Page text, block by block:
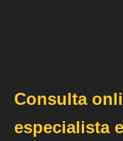
Consulta
especialista